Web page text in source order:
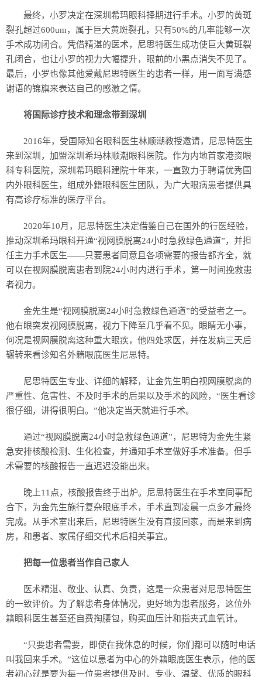
最终，小罗决定在深圳希玛眼科择期进行手术。小罗的黄斑
裂孔超过600um，属于巨大黄斑裂孔，只有50%的几率能够一次
手术成功闭合。凭借精湛的医术，尼思特医生成功使巨大黄斑裂
孔闭合，也让小罗的视力大幅提升，眼前的小黑点消失不见了。
最后，小罗也像其他爱戴尼思特医生的患者一样，用一面写满感
谢语的锦旗来表达自己的感激之情。
将国际诊疗技术和理念带到深圳
2016年，受国际知名眼科医生林顺潮教授邀请，尼思特医生
来到深圳，加盟深圳希玛林顺潮眼科医院。作为内地首家港资眼
科专科医院，深圳希玛眼科建院十年来，一直致力于聘请优秀国
内外眼科医生，组成外籍眼科医生团队，为广大眼病患者提供具
有高诊疗标准的医疗平台。
2020年10月，尼思特医生决定借鉴自己在国外的行医经验，
推动深圳希玛眼科开通“视网膜脱离24小时急救绿色通道”，并担
任主力手术医生——只要患者同意且各项需要的报告都齐全，就
可以在视网膜脱离患者到院24小时内进行手术，第一时间挽救患
者视力。
金先生是“视网膜脱离24小时急救绿色通道”的受益者之一。
他右眼突发视网膜脱离，视力下降至几乎看不见。眼睛无小事，
何况是视网膜脱离这种重大眼疾，他四处求医，并在发病三天后
辗转来看诊知名外籍眼底医生尼思特。
尼思特医生专业、详细的解释，让金先生明白视网膜脱离的
严重性、危害性、不及时手术的后果以及手术的风险，“医生看诊
很仔细，讲得很明白。”他决定当天就进行手术。
通过“视网膜脱离24小时急救绿色通道”，尼思特为金先生紧
急安排核酸检测、生化检查，并通知手术室做好手术准备。但手
术需要的核酸报告一直迟迟没能出来。
晚上11点，核酸报告终于出炉。尼思特医生在手术室同事配
合下，为金先生施行复杂眼底手术，手术直到凌晨一点多才最终
完成。从手术室出来后，尼思特医生没有直接回家，而是来到病
房，和患者、家属仔细交代术后相关事宜。
把每一位患者当作自己家人
医术精湛、敬业、认真、负责，这是一众患者对尼思特医生
的一致评价。为了解患者身体情况，更好地为患者服务，这位外
籍眼科医生甚至还自费掏腰包，购买血压计和指夹式血氧计。
“只要患者需要，即使在我休息的时候，你们都可以随时电话
叫我回来手术。”这位以患者为中心的外籍眼底医生表示，他的医
者初心就是要为每一位患者提供及时、专业、温馨、优质的眼科